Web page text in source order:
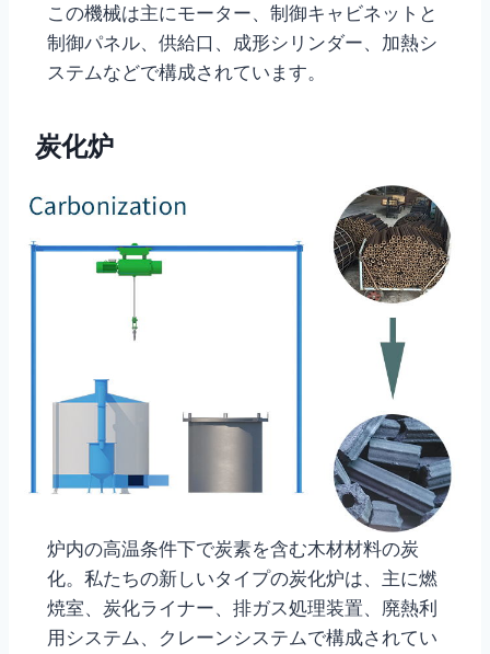
この機械は主にモーター、制御キャビネットと
制御パネル、供給口、成形シリンダー、加熱シ
ステムなどで構成されています。
炭化炉
炉内の高温条件下で炭素を含む木材材料の炭
化。私たちの新しいタイプの炭化炉は、主に燃
焼室、炭化ライナー、排ガス処理装置、廃熱利
用システム、クレーンシステムで構成されてい